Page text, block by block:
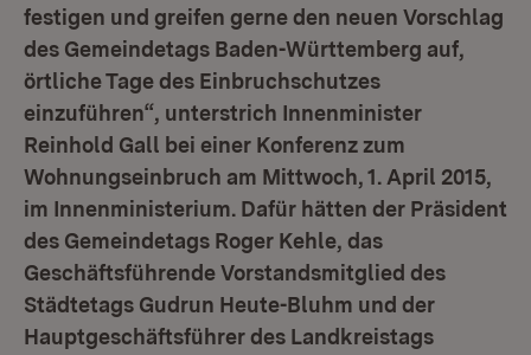
festigen und greifen gerne den neuen Vorschlag
des Gemeindetags Baden-Württemberg auf,
örtliche Tage des Einbruchschutzes
einzuführen“, unterstrich Innenminister
Reinhold Gall bei einer Konferenz zum
Wohnungseinbruch am Mittwoch, 1. April 2015,
im Innenministerium. Dafür hätten der Präsident
des Gemeindetags Roger Kehle, das
Geschäftsführende Vorstandsmitglied des
Städtetags Gudrun Heute-Bluhm und der
Hauptgeschäftsführer des Landkreistags